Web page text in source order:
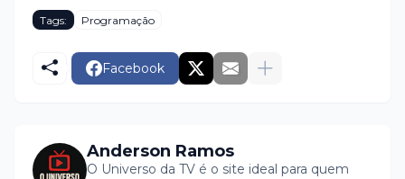
Tags: Programação
Facebook
Anderson Ramos
O Universo da TV é o site ideal para quem